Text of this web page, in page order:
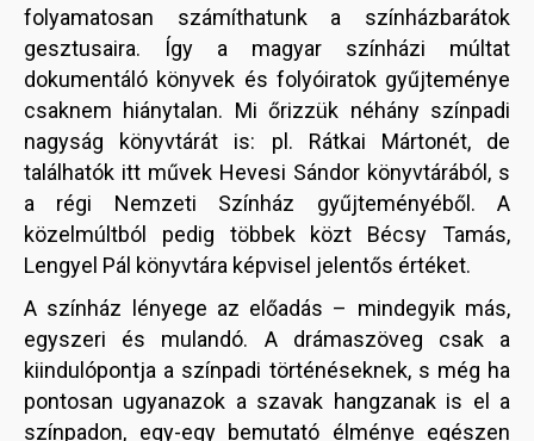
folyamatosan számíthatunk a színházbarátok
gesztusaira. Így a magyar színházi múltat
dokumentáló könyvek és folyóiratok gyűjteménye
csaknem hiánytalan. Mi őrizzük néhány színpadi
nagyság könyvtárát is: pl. Rátkai Mártonét, de
találhatók itt művek Hevesi Sándor könyvtárából, s
a régi Nemzeti Színház gyűjteményéből. A
közelmúltból pedig többek közt Bécsy Tamás,
Lengyel Pál könyvtára képvisel jelentős értéket.
A színház lényege az előadás – mindegyik más,
egyszeri és mulandó. A drámaszöveg csak a
kiindulópontja a színpadi történéseknek, s még ha
pontosan ugyanazok a szavak hangzanak is el a
színpadon, egy-egy bemutató élménye egészen